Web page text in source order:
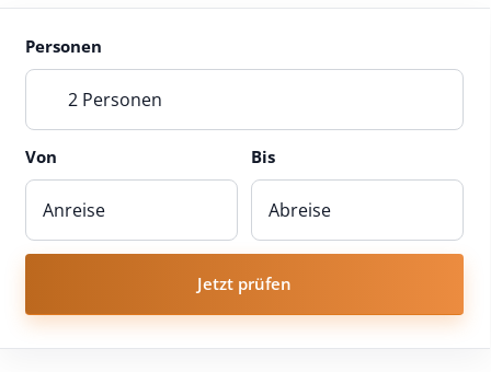
Personen
2 Personen
Von Bis
Jetzt prüfen